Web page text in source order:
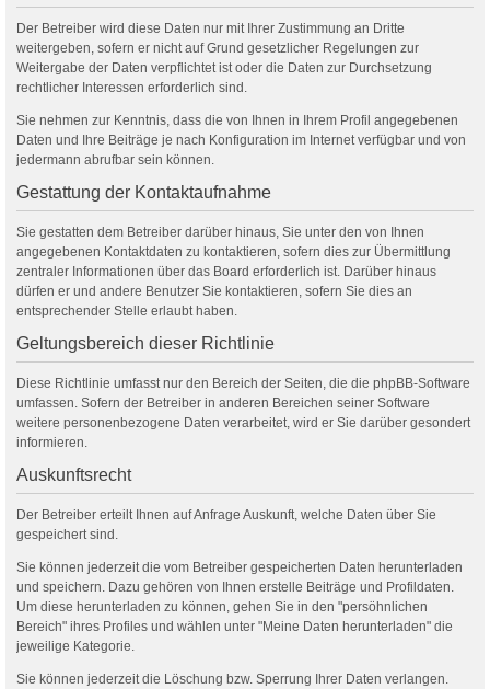
Der Betreiber wird diese Daten nur mit Ihrer Zustimmung an Dritte
weitergeben, sofern er nicht auf Grund gesetzlicher Regelungen zur
Weitergabe der Daten verpflichtet ist oder die Daten zur Durchsetzung
rechtlicher Interessen erforderlich sind.
Sie nehmen zur Kenntnis, dass die von Ihnen in Ihrem Profil angegebenen
Daten und Ihre Beiträge je nach Konfiguration im Internet verfügbar und von
jedermann abrufbar sein können.
Gestattung der Kontaktaufnahme
Sie gestatten dem Betreiber darüber hinaus, Sie unter den von Ihnen
angegebenen Kontaktdaten zu kontaktieren, sofern dies zur Übermittlung
zentraler Informationen über das Board erforderlich ist. Darüber hinaus
dürfen er und andere Benutzer Sie kontaktieren, sofern Sie dies an
entsprechender Stelle erlaubt haben.
Geltungsbereich dieser Richtlinie
Diese Richtlinie umfasst nur den Bereich der Seiten, die die phpBB-Software
umfassen. Sofern der Betreiber in anderen Bereichen seiner Software
weitere personenbezogene Daten verarbeitet, wird er Sie darüber gesondert
informieren.
Auskunftsrecht
Der Betreiber erteilt Ihnen auf Anfrage Auskunft, welche Daten über Sie
gespeichert sind.
Sie können jederzeit die vom Betreiber gespeicherten Daten herunterladen
und speichern. Dazu gehören von Ihnen erstelle Beiträge und Profildaten.
Um diese herunterladen zu können, gehen Sie in den "persöhnlichen
Bereich" ihres Profiles und wählen unter "Meine Daten herunterladen" die
jeweilige Kategorie.
Sie können jederzeit die Löschung bzw. Sperrung Ihrer Daten verlangen.